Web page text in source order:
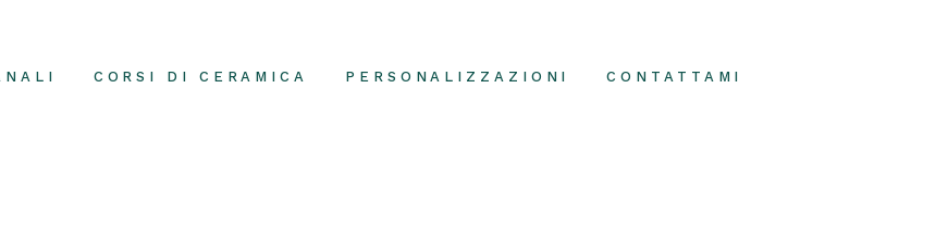
CORSI DI CERAMICA PERSONALIZZAZIONI CONTATTAMI